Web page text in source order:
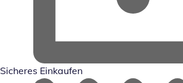
Sicheres Einkaufen